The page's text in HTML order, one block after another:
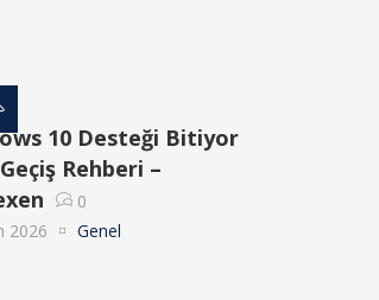
10 Desteği Bitiyor
Rehberi –
0
2026
Genel